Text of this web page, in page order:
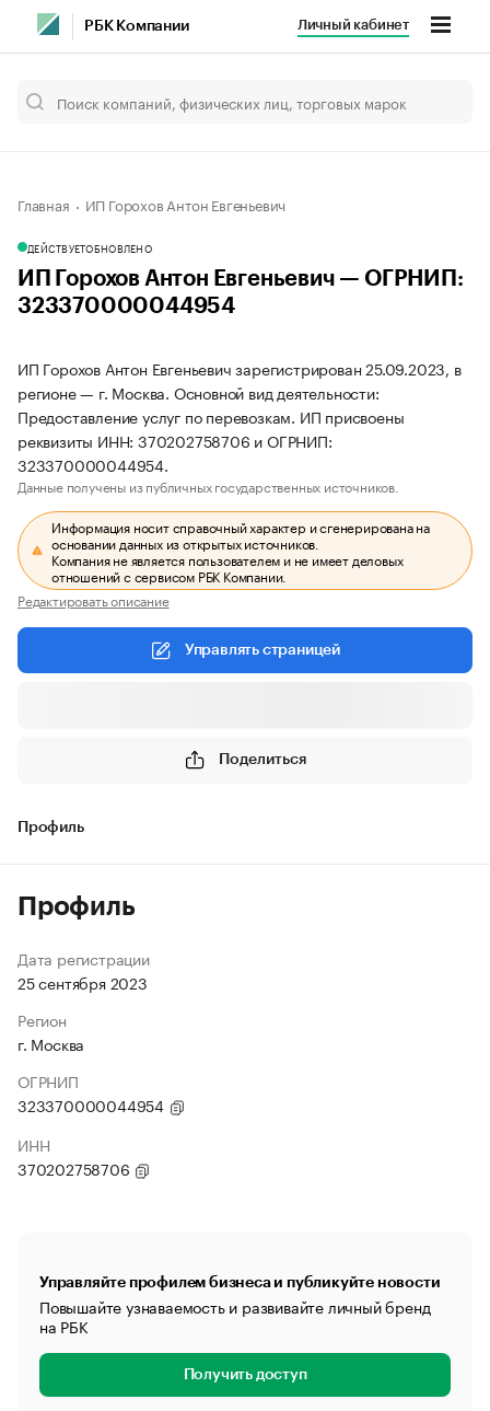
РБК Компании Личный кабинет
Главная ИП Горохов Антон Евгеньевич
ДЕЙСТВУЕТОБНОВЛЕНО
ИП Горохов Антон Евгеньевич — ОГРНИП:
323370000044954
ИП Горохов Антон Евгеньевич зарегистрирован 25.09.2023, в
регионе — г. Москва. Основной вид деятельности:
Предоставление услуг по перевозкам. ИП присвоены
реквизиты ИНН: 370202758706 и ОГРНИП:
323370000044954.
Данные получены из публичных государственных источников.
Информация носит справочный характер и сгенерирована на
основании данных из открытых источников.
Компания не является пользователем и не имеет деловых
отношений с сервисом РБК Компании.
Редактировать описание
Управлять страницей
Поделиться
Профиль
Профиль
Дата регистрации
25 сентября 2023
Регион
г. Москва
ОГРНИП
323370000044954
ИНН
370202758706
Управляйте профилем бизнеса и публикуйте новости
Повышайте узнаваемость и развивайте личный бренд
на РБК
Получить доступ